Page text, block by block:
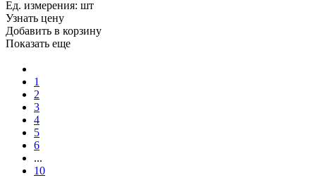
Ед. измерения: шт
Узнать цену
Добавить в корзину
Показать еще
1
2
3
4
5
6
...
10